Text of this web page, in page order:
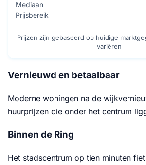
Mediaan
Prijsbereik
Prijzen zijn gebaseerd op huidige
variëren
Vernieuwd en betaalbaar
Moderne woningen na de
huurprijzen die onder het centrum
Binnen de Ring
Het stadscentrum op tien minuten